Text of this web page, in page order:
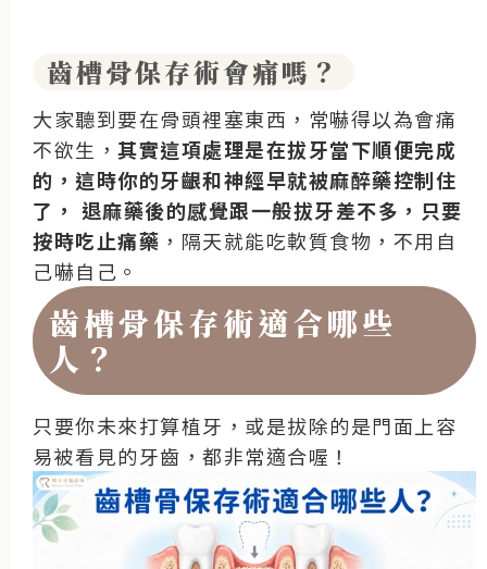
齒槽骨保存術會痛嗎？
大家聽到要在骨頭裡塞東西，常嚇得以為會痛
不欲生， 其實這項處理是在拔牙當下順便完成
的，這時你的牙齦和神經早就被麻醉藥控制住
了， 退麻藥後的感覺跟一般拔牙差不多，只要
按時吃止痛藥 ，隔天就能吃軟質食物，不用自
己嚇自己。
齒槽骨保存術適合哪些
人？
只要你未來打算植牙，或是拔除的是門面上容
易被看見的牙齒，都非常適合喔！